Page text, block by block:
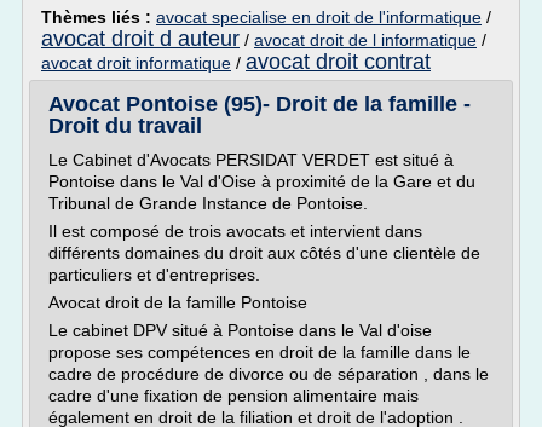
Thèmes liés : avocat specialise en droit de l'informatique /
avocat droit d auteur / avocat droit de l informatique /
avocat droit informatique / avocat droit contrat
Avocat Pontoise (95)- Droit de la famille -
Droit du travail
Le Cabinet d'Avocats PERSIDAT VERDET est situé à
Pontoise dans le Val d'Oise à proximité de la Gare et du
Tribunal de Grande Instance de Pontoise.
Il est composé de trois avocats et intervient dans
différents domaines du droit aux côtés d'une clientèle de
particuliers et d'entreprises.
Avocat droit de la famille Pontoise
Le cabinet DPV situé à Pontoise dans le Val d'oise
propose ses compétences en droit de la famille dans le
cadre de procédure de divorce ou de séparation , dans le
cadre d'une fixation de pension alimentaire mais
également en droit de la filiation et droit de l'adoption .